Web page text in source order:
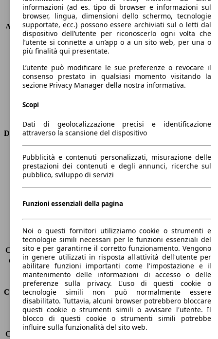
KW (PS)
85 kW (116 PS)
Accelerazione (0-100 km/h) 10.5s
Velocità massima (km/h)
195 km/h
Numero di marce
-
Cilindrata
1197 ccm
Carburante
Benzina
Trasmissione
Dimensioni
Lunghezza
4330 mm
Altezza
1480 mm
Larghezza
1760 mm
Passo
2600 mm
Carico massimo
565 kg
Porte
5
Sedili
5
Carico sul tetto
-
Capacità di traino (senza freni) -
Capacità di traino (con freni)
1300 kg
Volume del bagagliaio
360 - 1200 l
Consumi
Emissioni di CO2*
106 g/km (komb.)
Consumo (urbano)
5.4 l/100km
Consumo (extra-urbano)
informazioni (ad es. tipo di browser e informazioni sul
browser, lingua, dimensioni dello schermo, tecnologie
supportate, ecc.) possono essere archiviati sul o letti dal
dispositivo dell’utente per riconoscerlo ogni volta che
l’utente si connette a un’app o a un sito web, per una o
più finalità qui presentate.
L’utente può modificare le sue preferenze o revocare il
consenso prestato in qualsiasi momento visitando la
sezione Privacy Manager della nostra informativa.
Scopi
Dati di geolocalizzazione precisi e identificazione
attraverso la scansione del dispositivo
Pubblicità e contenuti personalizzati, misurazione delle
prestazioni dei contenuti e degli annunci, ricerche sul
pubblico, sviluppo di servizi
Funzioni essenziali della pagina
Noi o questi fornitori utilizziamo cookie o strumenti e
tecnologie simili necessari per le funzioni essenziali del
sito e per garantirne il corretto funzionamento. Vengono
in genere utilizzati in risposta all'attività dell'utente per
abilitare funzioni importanti come l'impostazione e il
mantenimento delle informazioni di accesso o delle
preferenze sulla privacy. L'uso di questi cookie o
tecnologie simili non può normalmente essere
disabilitato. Tuttavia, alcuni browser potrebbero bloccare
questi cookie o strumenti simili o avvisare l'utente. Il
blocco di questi cookie o strumenti simili potrebbe
influire sulla funzionalità del sito web.